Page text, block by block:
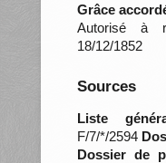
Grâce
Autorisé à
18/12/1852
Sources
Liste
F/7/*/2594
Dossier de